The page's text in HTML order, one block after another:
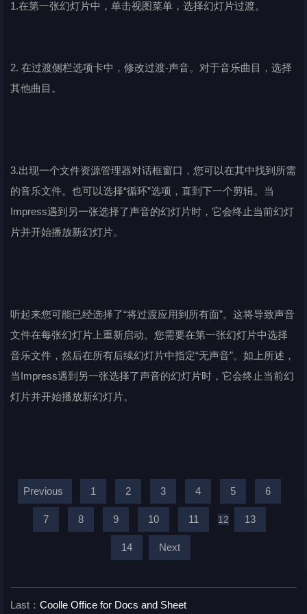
1.在第一张幻灯片中，单击视图菜单，选择幻灯片过渡。
2. 在过渡侧栏选项卡中，修改过渡-声音。对于音乐曲目，选择
其他曲目。
3.出现一个文件资源管理器对话框窗口，您可以在其中找到所需
的音乐文件。也可以选择“循环”选项，直到下一个剪辑。当
Impress遇到另一张选择了声音的幻灯片时，它会终止当前幻灯
片并开始播放新幻灯片。
听起来您可能已经选择了“将过渡应用到所有面”。这将导致声音
文件在每张幻灯片上重新启动。您需要在第一张幻灯片中选择
音乐文件，然后在所有后续幻灯片中指定“无声音”。如上所述，
当Impress遇到另一张选择了声音的幻灯片时，它会终止当前幻
灯片并开始播放新幻灯片。
Previous 1 2 3 4 5 6
7 8 9 10 11 12 13
14 Next
Last： Coolle Office for Docs and Sheet